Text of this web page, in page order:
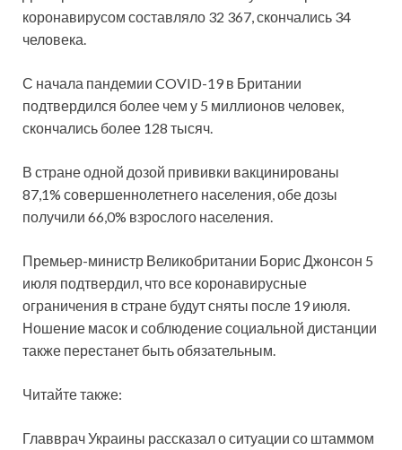
коронавирусом составляло 32 367, скончались 34
человека.
С начала пандемии COVID-19 в Британии
подтвердился более чем у 5 миллионов человек,
скончались более 128 тысяч.
В стране одной дозой прививки вакцинированы
87,1% совершеннолетнего населения, обе дозы
получили 66,0% взрослого населения.
Премьер-министр Великобритании Борис Джонсон 5
июля подтвердил, что все коронавирусные
ограничения в стране будут сняты после 19 июля.
Ношение масок и соблюдение социальной дистанции
также перестанет быть обязательным.
Читайте также:
Главврач Украины рассказал о ситуации со штаммом